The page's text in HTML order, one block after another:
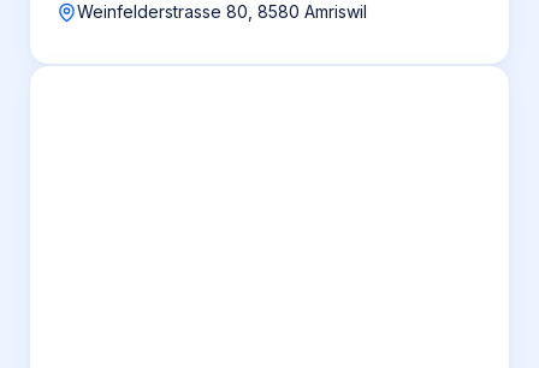
Weinfelderstrasse 80, 8580 Amriswil